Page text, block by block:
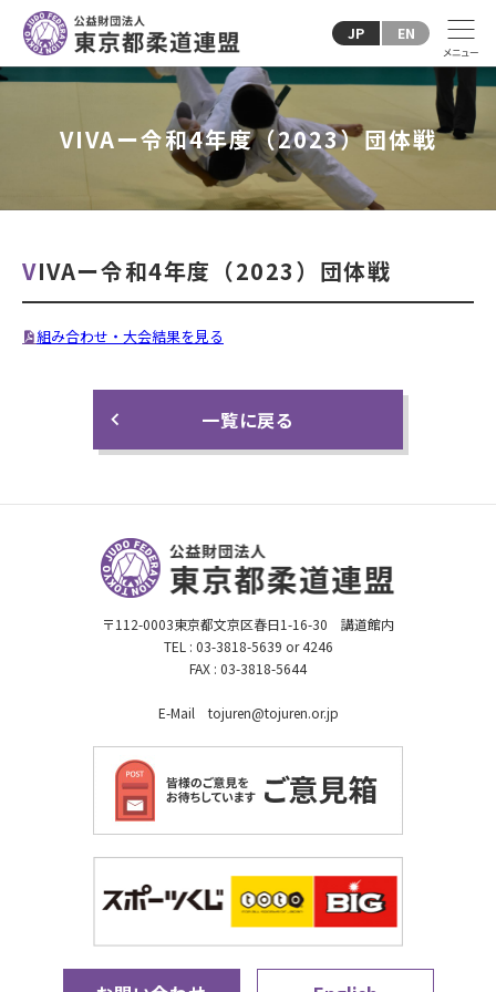
JP EN
VIVAー令和4年度（2023）団体戦
VIVAー令和4年度（2023）団体戦
組み合わせ・大会結果を見る
一覧に戻る
〒112-0003東京都文京区春日1-16-30 講道館内
TEL : 03-3818-5639 or 4246
FAX : 03-3818-5644
E-Mail tojuren@tojuren.or.jp